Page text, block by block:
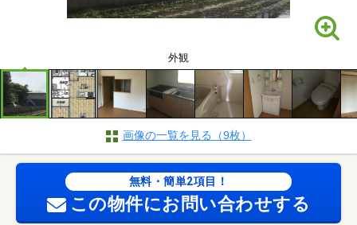
外観
画像の一覧を見る（9枚）
無料・簡単2項目！
この物件にお問い合わせする